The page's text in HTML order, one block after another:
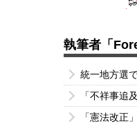
執筆者「
統一地方選
「不祥事追
「憲法改正